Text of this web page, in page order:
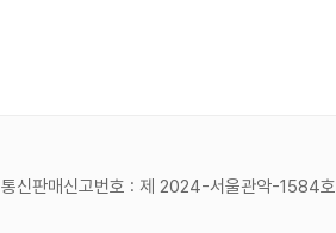
통신판매신고번호 : 제 2024-서울관악-1584호